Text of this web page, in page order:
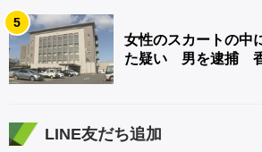
5
女性のスカートの中
た疑い 男を逮捕 香
LINE友だち追加